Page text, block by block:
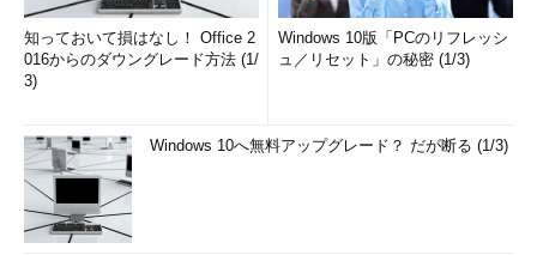
知っておいて損はなし！ Office 2
016からのダウングレード方法 (1/
3)
Windows 10版「PCのリフレッシ
ュ／リセット」の秘密 (1/3)
Windows 10へ無料アップグレード？ だが断る (1/3)